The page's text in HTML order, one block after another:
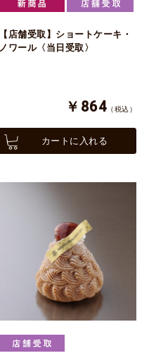
【店舗受取】ショートケーキ・
ノワール〈当日受取〉
￥864 （税込）
カートに入れる